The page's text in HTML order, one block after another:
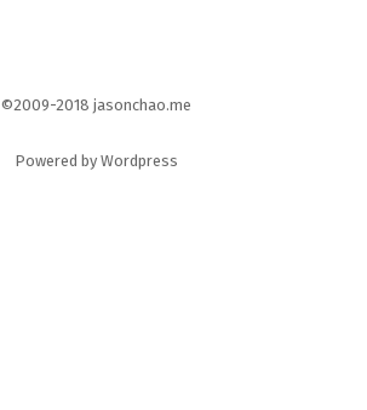
©2009-2018 jasonchao.me
Powered by Wordpress